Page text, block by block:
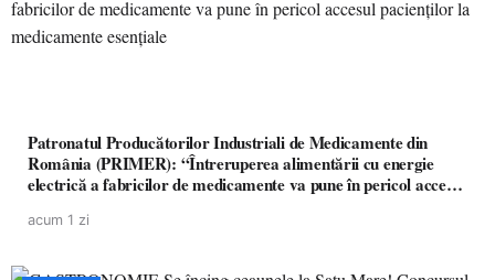
Patronatul Producătorilor Industriali de Medicamente din
România (PRIMER): “Întreruperea alimentării cu energie
electrică a fabricilor de medicamente va pune în pericol accesul
acum 1 zi